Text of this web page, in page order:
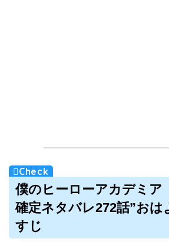
僕のヒーローアカデミア
確定ネタバレ272話”おは
すじ